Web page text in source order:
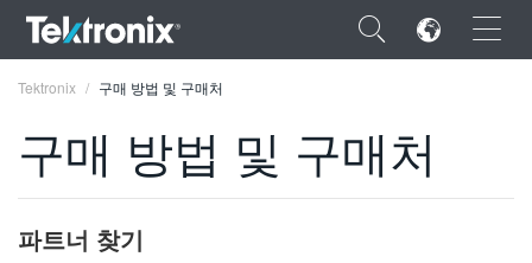
×
ENGLISH
Tektronix 구매 방법 및 구매처
구매 방법 및 구매처
파트너 찾기